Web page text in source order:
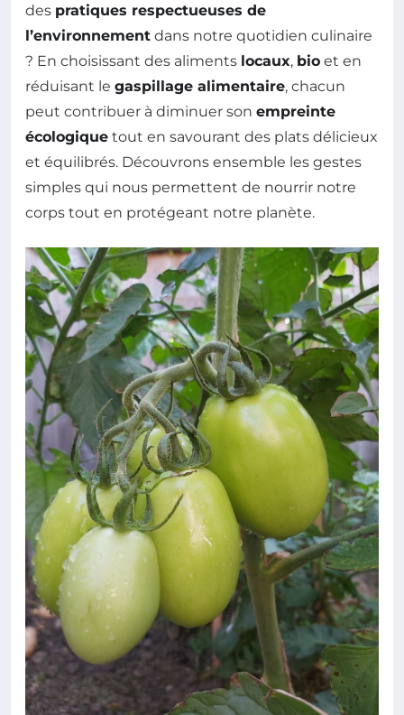
des pratiques respectueuses de
l’environnement dans notre quotidien culinaire
? En choisissant des aliments locaux, bio et en
réduisant le gaspillage alimentaire, chacun
peut contribuer à diminuer son empreinte
écologique tout en savourant des plats délicieux
et équilibrés. Découvrons ensemble les gestes
simples qui nous permettent de nourrir notre
corps tout en protégeant notre planète.